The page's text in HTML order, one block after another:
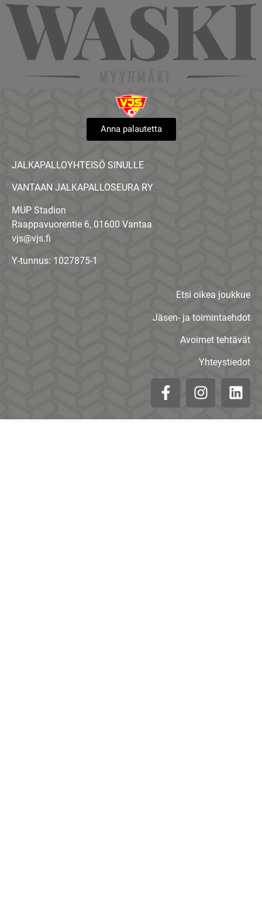
Anna palautetta
JALKAPALLOYHTEISÖ SINULLE
VANTAAN JALKAPALLOSEURA RY
MUP Stadion
Raappavuorentie 6, 01600 Vantaa
vjs@vjs.fi
Y-tunnus: 1027875-1
Etsi oikea joukkue
Jäsen- ja toimintaehdot
Avoimet tehtävät
Yhteystiedot